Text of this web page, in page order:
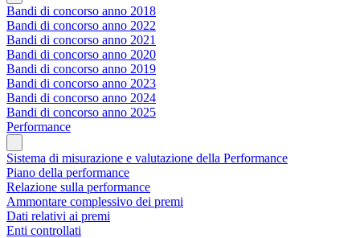
Bandi di concorso anno 2018
Bandi di concorso anno 2022
Bandi di concorso anno 2021
Bandi di concorso anno 2020
Bandi di concorso anno 2019
Bandi di concorso anno 2023
Bandi di concorso anno 2024
Bandi di concorso anno 2025
Performance
Sistema di misurazione e valutazione della Performance
Piano della performance
Relazione sulla performance
Ammontare complessivo dei premi
Dati relativi ai premi
Enti controllati